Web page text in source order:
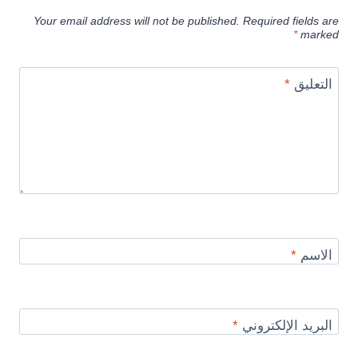
Your email address will not be published. Required fields are
marked
*
التعليق*
الاسم*
البريد الإلكتروني*